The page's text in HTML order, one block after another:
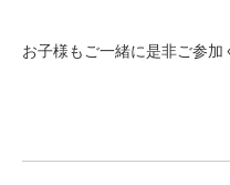
お子様もご一緒に是非ご参加